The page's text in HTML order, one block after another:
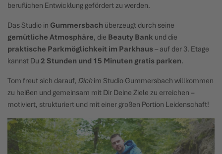
beruflichen Entwicklung gefördert zu werden.
Das Studio in Gummersbach überzeugt durch seine
gemütliche Atmosphäre, die Beauty Bank und die
praktische Parkmöglichkeit im Parkhaus– auf der 3. Etage
kannst Du 2 Stunden und 15 Minuten gratis parken.
Tom freut sich darauf, Dichim Studio Gummersbach willkommen
zu heißen und gemeinsam mit Dir Deine Ziele zu erreichen –
motiviert, strukturiert und mit einer großen Portion Leidenschaft!